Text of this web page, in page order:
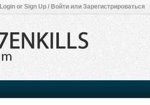
Login or Sign Up / Войти или Зарегистрироваться